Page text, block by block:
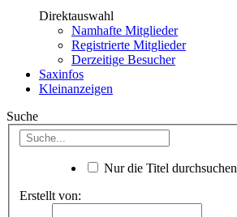
Direktauswahl
Namhafte Mitglieder
Registrierte Mitglieder
Derzeitige Besucher
Saxinfos
Kleinanzeigen
Suche
Nur die Titel durchsuchen
Erstellt von: